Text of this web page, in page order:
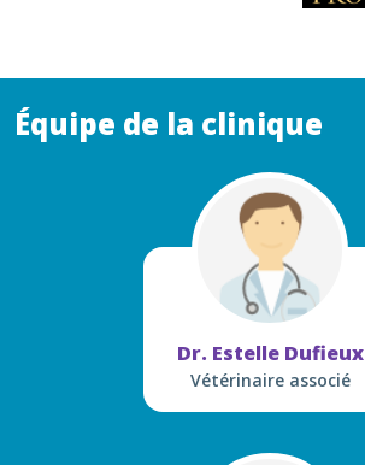
Équipe de la clinique
Dr. Estelle Dufieux
Vétérinaire associé